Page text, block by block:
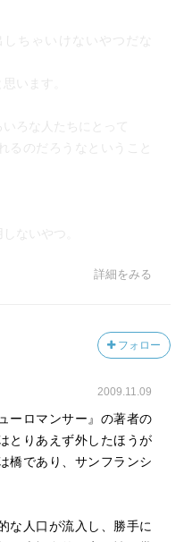
ちゃいけないやつだな
います。
ろな人たちにとって
るのだろうなということ
ないやつ。
詳細をみる
フォロー
2009.11.09
ーロマンサー』の著者の
とりあえず外したほうが
橋であり、サンフランシ
な人口が流入し、勝手に